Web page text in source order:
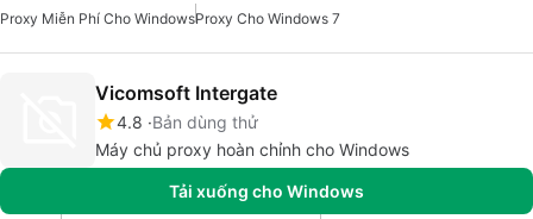
Proxy Miễn Phí Cho WindowsProxy Cho Windows 7
Vicomsoft Intergate
4.8 Bản dùng thử
Máy chủ proxy hoàn chỉnh cho Windows
Tải xuống cho Windows